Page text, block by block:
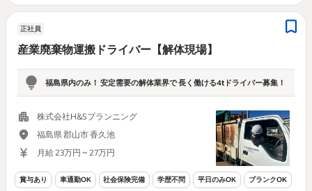
正社員
産業廃棄物運搬ドライバー【解体現場】
福島県内のみ！ 安定需要の解体業界で 長く働ける4tドライバー募集！
株式会社H&Sプランニング
福島県 郡山市 香久池
月給 23万円 ~ 27万円
賞与あり 車通勤OK 社会保険完備 学歴不問 平日のみOK ブランクOK